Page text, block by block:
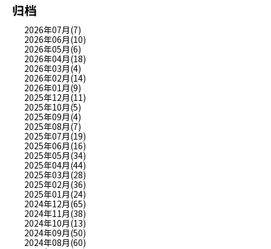
归档
2026年07月(7)
2026年06月(10)
2026年05月(6)
2026年04月(18)
2026年03月(4)
2026年02月(14)
2026年01月(9)
2025年12月(11)
2025年10月(5)
2025年09月(4)
2025年08月(7)
2025年07月(19)
2025年06月(16)
2025年05月(34)
2025年04月(44)
2025年03月(28)
2025年02月(36)
2025年01月(24)
2024年12月(65)
2024年11月(38)
2024年10月(13)
2024年09月(50)
2024年08月(60)